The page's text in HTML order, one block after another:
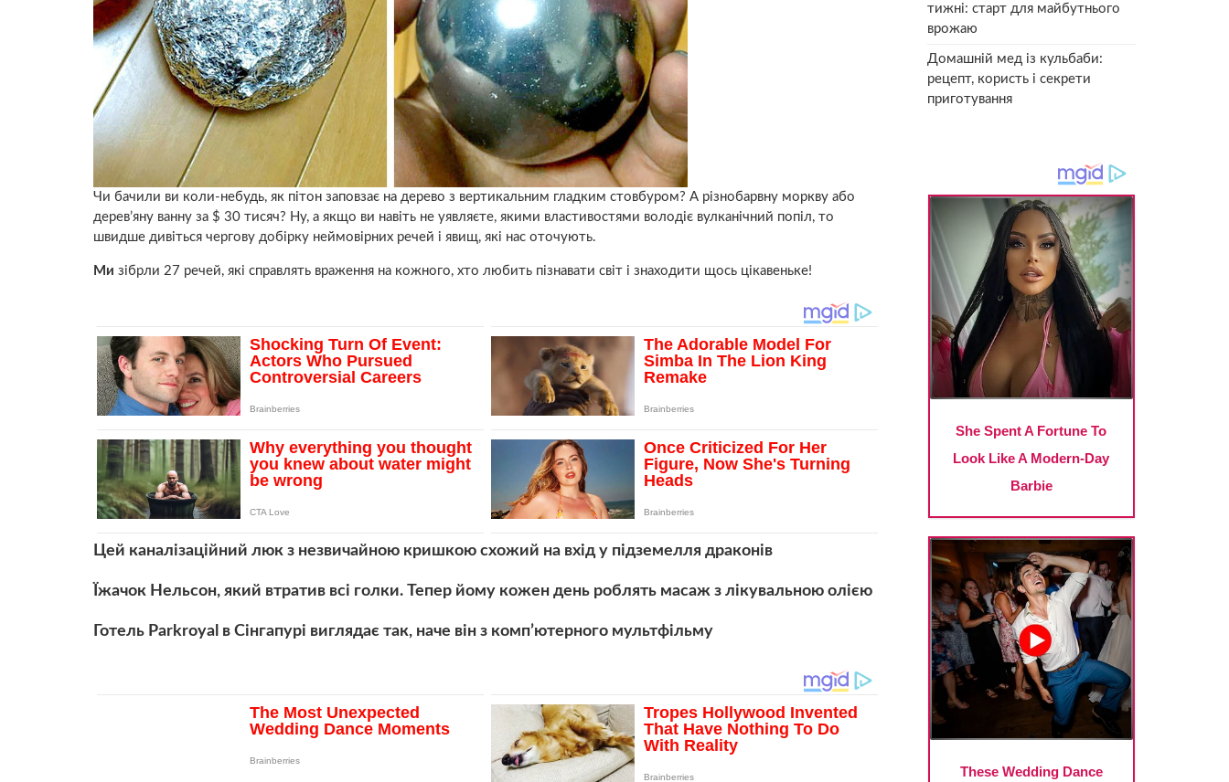
Чи бачили ви коли-небудь, як пітон заповзає на дерево з вертикальним гладким стовбуром? А різнобарвну моркву або
дерев’яну ванну за $ 30 тисяч? Ну, а якщо ви навіть не уявляєте, якими властивостями володіє вулканічний попіл, то
швидше дивіться чергову добірку неймовірних речей і явищ, які нас оточують.
Ми зібрли 27 речей, які справлять враження на кожного, хто любить пізнавати світ і знаходити щось цікавеньке!
Цей каналізаційний люк з незвичайною кришкою схожий на вхід у підземелля драконів
Їжачок Нельсон, який втратив всі голки. Тепер йому кожен день роблять масаж з лікувальною олією
Готель Parkroyal в Сінгапурі виглядає так, наче він з комп’ютерного мультфільму
тижні: старт для майбутнього
врожаю
Домашній мед із кульбаби:
рецепт, користь і секрети
приготування